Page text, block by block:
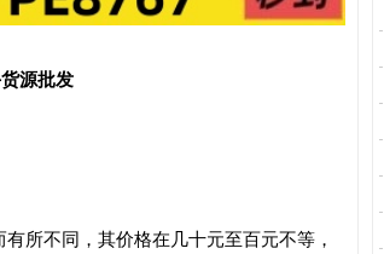
源批发
所不同，其价格在几十元至百元不等，